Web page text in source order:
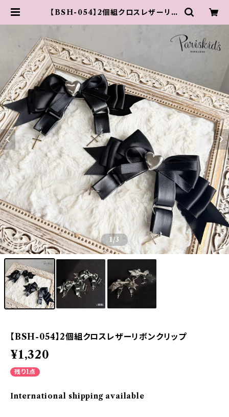
【BSH-054】2個組クロスレザーリボ
リー 【 PARIS KID'S 公式通販サイ
1/3
【BSH-054】2個組クロスレザーリボンクリップ
¥1,320
残り1点
International shipping available